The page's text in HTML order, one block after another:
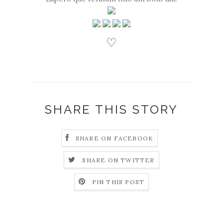
♡
SHARE THIS STORY
SHARE ON FACEBOOK
SHARE ON TWITTER
PIN THIS POST